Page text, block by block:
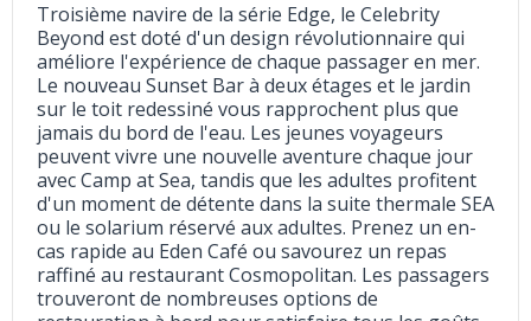
Troisième navire de la série Edge, le Celebrity
Beyond est doté d'un design révolutionnaire qui
améliore l'expérience de chaque passager en mer.
Le nouveau Sunset Bar à deux étages et le jardin
sur le toit redessiné vous rapprochent plus que
jamais du bord de l'eau. Les jeunes voyageurs
peuvent vivre une nouvelle aventure chaque jour
avec Camp at Sea, tandis que les adultes profitent
d'un moment de détente dans la suite thermale SEA
ou le solarium réservé aux adultes. Prenez un en-
cas rapide au Eden Café ou savourez un repas
raffiné au restaurant Cosmopolitan. Les passagers
trouveront de nombreuses options de